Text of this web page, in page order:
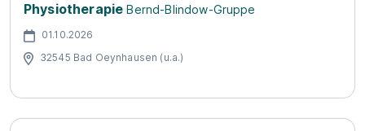
Physiotherapie Bernd-Blindow-Gruppe
01.10.2026
32545 Bad Oeynhausen (u.a.)